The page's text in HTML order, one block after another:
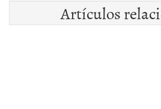
Artículos